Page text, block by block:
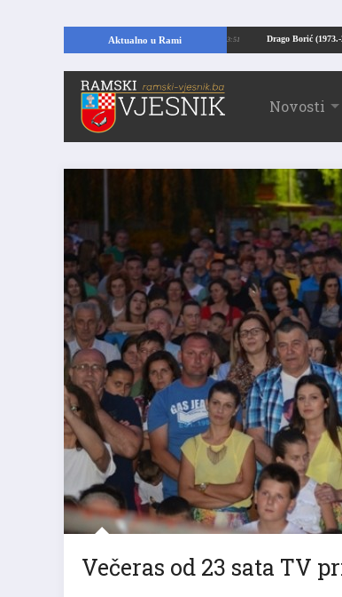
Aktualno u Rami Drago
temelje kuće, pronašao vrijedne arheološke ostatke 24.07.2026. 13:51
Novosti
Večeras od 23 sata TV